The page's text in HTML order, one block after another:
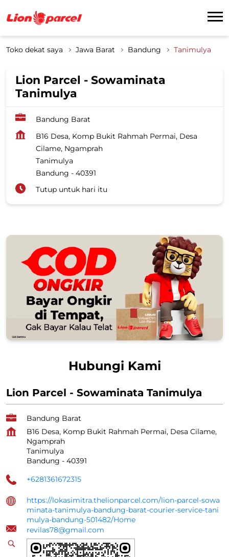
Toko dekat saya Jawa Barat Bandung Tanimulya
Lion Parcel - Sowaminata
Tanimulya
Bandung Barat
B16 Desa, Komp Bukit Rahmah Permai, Desa
Cilame, Ngamprah
Tanimulya
Bandung - 40391
Tutup untuk hari itu
Hubungi Kami
Lion Parcel - Sowaminata Tanimulya
Bandung Barat
B16 Desa, Komp Bukit Rahmah Permai, Desa Cilame,
Ngamprah
Tanimulya
Bandung - 40391
+6281361672315
https://lokasimitra.thelionparcel.com/lion-parcel-sowa
minata-tanimulya-bandung-barat-courier-service-tani
mulya-bandung-501482/Home
revilas78@gmail.com